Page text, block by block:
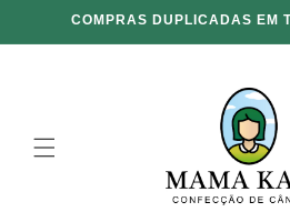
ir para o
conteúdo
100G GRÁTIS POR CADA